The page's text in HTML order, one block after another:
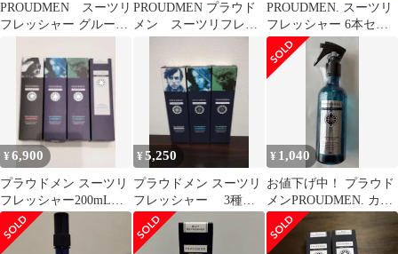
PROUDMEN スーツリ
フレッシャー グルーミ
PROUDMEN プラウド
メン スーツリフレッ
PROUDMEN. スーツリ
フレッシャー 6本セッ
ト
¥6,900
プラウドメン スーツリ
フレッシャー200mL
×4(各1)
¥5,250
プラウドメン スーツリ
フレッシャー 3種セ
ット
¥ 1,040
お値下げ中！ プラウド
メンPROUDMEN. カー
リフレッシャー シトラ
スムスク